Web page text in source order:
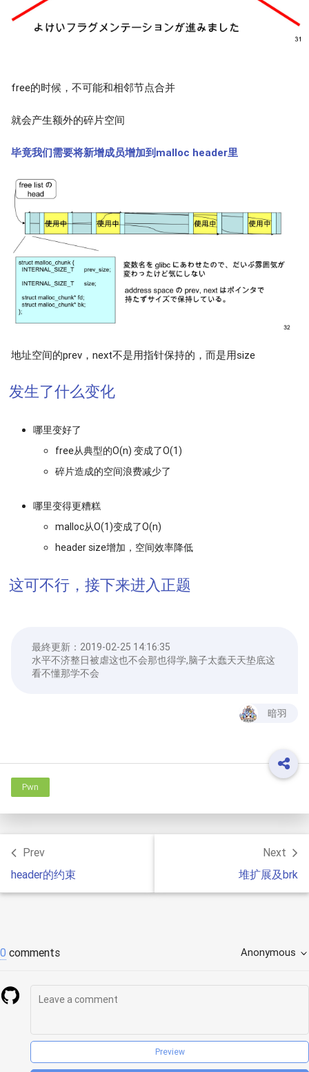
free的时候，不可能和相邻节点合并
就会产生额外的碎片空间
毕竟我们需要将新增成员增加到malloc header里
地址空间的prev，next不是用指针保持的，而是用size
发生了什么变化
哪里变好了
free从典型的O(n) 变成了O(1)
碎片造成的空间浪费减少了
哪里变得更糟糕
malloc从O(1)变成了O(n)
header size增加，空间效率降低
这可不行，接下来进入正题
最終更新： 2019-02-25 14:16:35
水平不济整日被虐这也不会那也得学,脑子太蠢天天垫底这
看不懂那学不会
暗羽
Pwn
Prev
header的约束
Next
堆扩展及brk
0 comments Anonymous
Preview